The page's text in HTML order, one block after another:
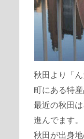
秋田より「
町にある特
最近の秋田
進んでます。
秋田が出身